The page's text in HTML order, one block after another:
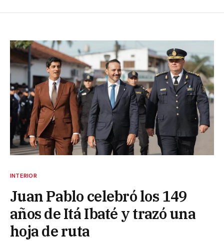
INTERIOR
Juan Pablo celebró los 149
años de Itá Ibaté y trazó una
hoja de ruta